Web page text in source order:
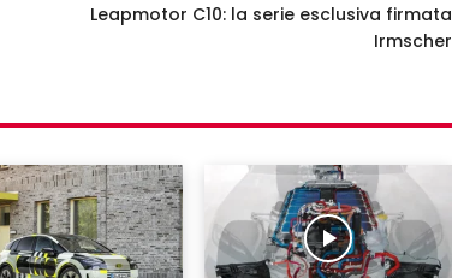
Leapmotor C10: la serie esclusiva firmata
Irmscher